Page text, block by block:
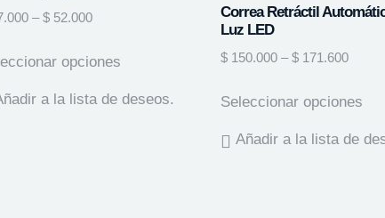
– $52.000
opciones
a la lista de deseos.
Correa Retráctil
Luz LED
$ 150.000 – $ 171.600
Seleccionar opciones
Añadir a la lista de